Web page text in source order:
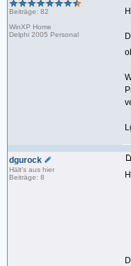
Beiträge: 82
WinXP Home
Delphi 2005 Personal
dgurock
Hält's aus hier
Beiträge: 8